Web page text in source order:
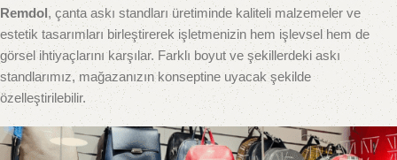
Remdol, çanta askı standları üretiminde kaliteli malzemeler ve
estetik tasarımları birleştirerek işletmenizin hem işlevsel hem de
görsel ihtiyaçlarını karşılar. Farklı boyut ve şekillerdeki askı
standlarımız, mağazanızın konseptine uyacak şekilde
özelleştirilebilir.